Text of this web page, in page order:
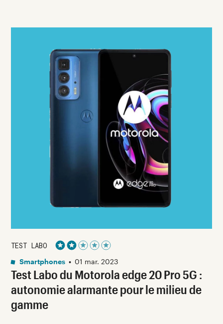
Test Labo du Motorola edge 20 Pro 5G :
autonomie alarmante pour le milieu de
gamme
TEST LABO
Noté 2 étoiles sur 5
Smartphones • 01 mar. 2023